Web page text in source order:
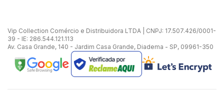
Vip Collection Comércio e Distribuidora LTDA | CNPJ: 17.507.426/0001-
39 - IE: 286.544.121.113
Av. Casa Grande, 140 - Jardim Casa Grande, Diadema - SP, 09961-350